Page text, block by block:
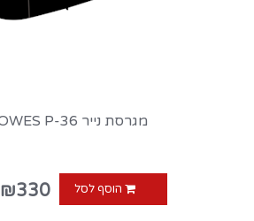
מגרסת נייר FELLOWES P-36
הוסף לסל ₪330